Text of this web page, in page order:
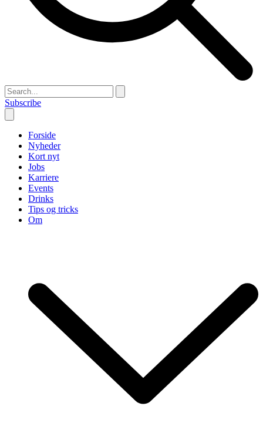
Subscribe
Forside
Nyheder
Kort nyt
Jobs
Karriere
Events
Drinks
Tips og tricks
Om